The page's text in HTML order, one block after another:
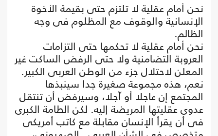
نحن أمام عقلية لا تلتزم حتى بقيمة الأخوة
الإنسانية والوقوف مع المظلوم فى وجه
الظالم.
نحن أمام عقلية لا تحكمها حتى التزامات
العروبة التضامنية ولا حتى الرفض الساكت غير
المعلن لاحتلال جزء من الوطن العربى الكبير.
نعم، هذه مجموعة صغيرة جدا سينبذها
المجتمع إن عاجلا أو آجلا، وسيرفض أن تنتقل
عدوى عقليتها المريضة إليه. لكن الطامة الكبرى
فى أن يقرأ الإنسان مقابلة مع كاتب أمريكى